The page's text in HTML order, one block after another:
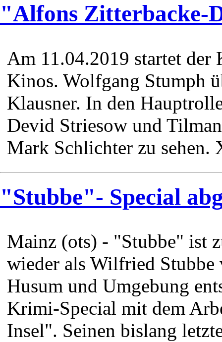
"Alfons Zitterbacke-
Am 11.04.2019 startet
Kinos. Wolfgang Stumph
Klausner. In den
Devid Striesow und
Mark Schlichter zu
"Stubbe"- Special
Mainz (ots) - "Stubbe" ist
wieder als Wilfried
Husum und Umgebung
Krimi-Special mit dem
Insel". Seinen bislang